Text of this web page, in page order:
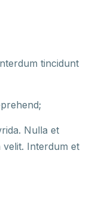
tincidunt
Nulla et
Interdum et